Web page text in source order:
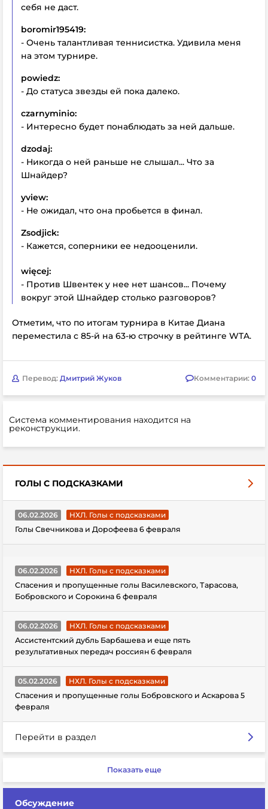
себя не даст.
boromir195419:
- Очень талантливая теннисистка. Удивила меня
на этом турнире.
powiedz:
- До статуса звезды ей пока далеко.
czarnyminio:
- Интересно будет понаблюдать за ней дальше.
dzodaj:
- Никогда о ней раньше не слышал... Что за
Шнайдер?
yview:
- Не ожидал, что она пробьется в финал.
Zsodjick:
- Кажется, соперники ее недооценили.
więcej:
- Против Швентек у нее нет шансов... Почему
вокруг этой Шнайдер столько разговоров?
Отметим, что по итогам турнира в Китае Диана
переместила с 85-й на 63-ю строчку в рейтинге WTA.
Перевод: Дмитрий Жуков Комментарии: 0
Система комментирования находится на
реконструкции.
ГОЛЫ С ПОДСКАЗКАМИ
06.02.2026
НХЛ. Голы с подсказками
Голы Свечникова и Дорофеева 6 февраля
06.02.2026
НХЛ. Голы с подсказками
Спасения и пропущенные голы Василевского, Тарасова,
Бобровского и Сорокина 6 февраля
06.02.2026
НХЛ. Голы с подсказками
Ассистентский дубль Барбашева и еще пять
результативных передач россиян 6 февраля
05.02.2026
НХЛ. Голы с подсказками
Спасения и пропущенные голы Бобровского и Аскарова 5
февраля
Перейти в раздел
Показать еще
Обсуждение